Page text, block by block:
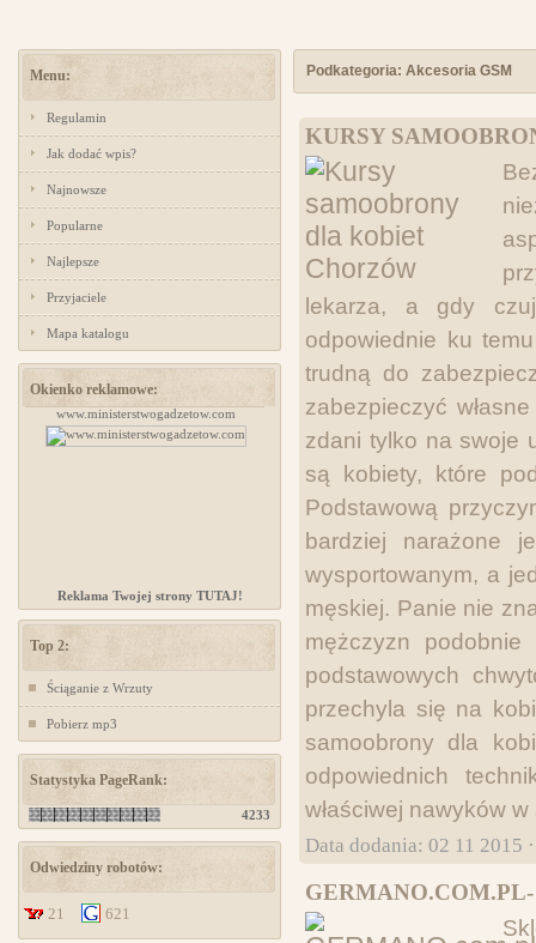
Menu:
Regulamin
Jak dodać wpis?
Najnowsze
Popularne
Najlepsze
Przyjaciele
Mapa katalogu
Okienko reklamowe:
www.ministerstwogadzetow.com projektowanie stron www
Reklama Twojej strony TUTAJ!
Top 2:
Ściąganie z Wrzuty
Pobierz mp3
Statystyka PageRank:
4233
Odwiedziny robotów:
21 621
Podkategoria: Akcesoria GSM
KURSY
lekarza, a gdy
odpowiednie ku
trudną do
zabezpieczyć
zdani tylko na swoje
są kobiety, które
Podstawową
bardziej narażone
wysportowanym, a
męskiej. Panie nie
mężczyzn
podstawowych
przechyla się na
samoobrony dla
odpowiednich
właściwej nawyków
Data dodania: 02 11 2015